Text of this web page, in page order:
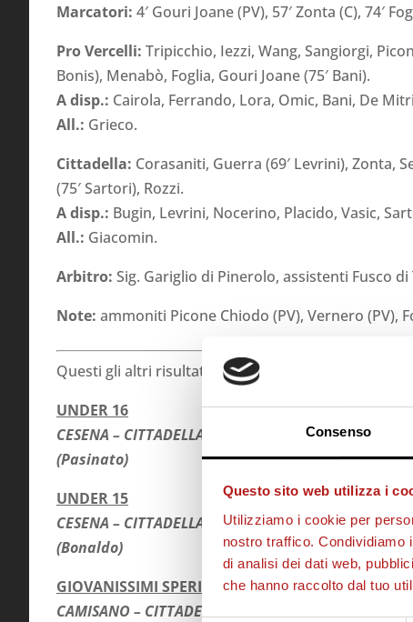
Consenso
Questo sito web utilizza i
Utilizziamo i cookie per
nostro traffico. Condividiamo
di analisi dei dati web,
che hanno raccolto dal tuo
Marcatori: 4′ Gouri Joane (PV), 57′ Zonta (C), 74′
Pro Vercelli: Tripicchio, Iezzi, Wang, Sangiorgi,
Bonis), Menabò, Foglia, Gouri Joane (75′ Bani).
A disp.: Cairola, Ferrando, Lora, Omic, Bani, De
All.: Grieco.
Cittadella: Corasaniti, Guerra (69′ Levrini), Zonta,
(75′ Sartori), Rozzi.
A disp.: Bugin, Levrini, Nocerino, Placido, Vasic,
All.: Giacomin.
Arbitro: Sig. Gariglio di Pinerolo, assistenti Fusco
Note: ammoniti Picone Chiodo (PV), Vernero (PV),
Questi gli altri risultati in gare ufficiali di campionato:
UNDER 16
CESENA – CITTADELLA 3 – 1
(Pasinato)
UNDER 15
CESENA – CITTADELLA 6 – 1
(Bonaldo)
GIOVANISSIMI SPERIMENTALI
CAMISANO – CITTADELLA 0 – 5